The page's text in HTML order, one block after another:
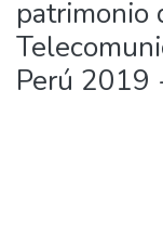
patrimonio
Perú